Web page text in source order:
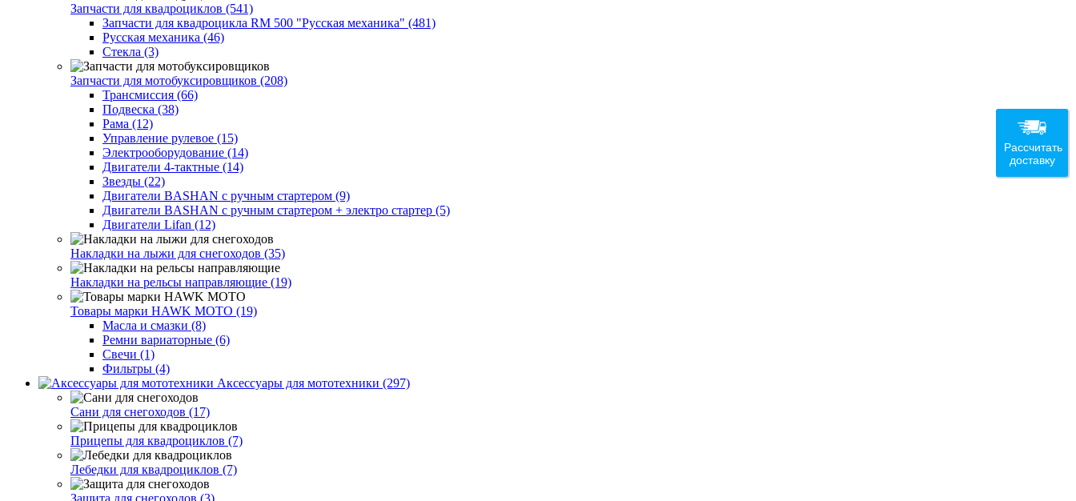
Запчасти для квадроциклов (541)
Запчасти для квадроцикла RM 500 "Русская механика" (481)
Русская механика (46)
Стекла (3)
Запчасти для мотобуксировщиков (208)
Трансмиссия (66)
Подвеска (38)
Рама (12)
Управление рулевое (15)
Электрооборудование (14)
Двигатели 4-тактные (14)
Звезды (22)
Двигатели BASHAN с ручным стартером (9)
Двигатели BASHAN с ручным стартером + электро стартер (5)
Двигатели Lifan (12)
Накладки на лыжи для снегоходов (35)
Накладки на рельсы направляющие (19)
Товары марки HAWK MOTO (19)
Масла и смазки (8)
Ремни вариаторные (6)
Свечи (1)
Фильтры (4)
Аксессуары для мототехники (297)
Сани для снегоходов (17)
Прицепы для квадроциклов (7)
Лебедки для квадроциклов (7)
Защита для снегоходов (3)
Рассчитать
доставку